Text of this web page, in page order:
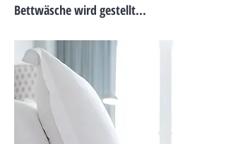
Bettwäsche wird gestellt...